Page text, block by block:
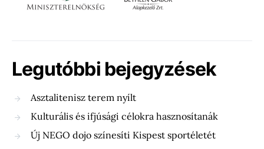
Legutóbbi bejegyzések
Asztalitenisz terem nyílt
Kulturális és ifjúsági célokra hasznosítanák
Új NEGO dojo színesíti Kispest sportéletét